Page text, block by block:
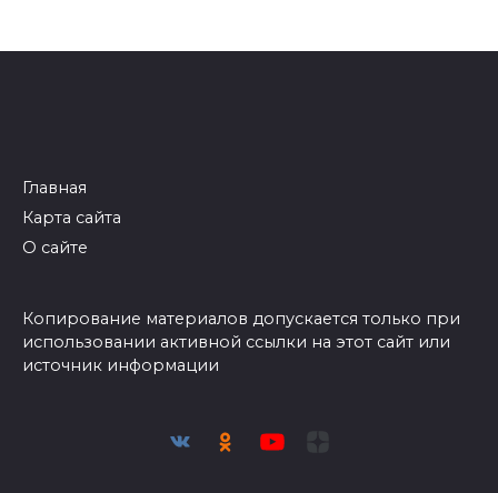
Главная
Карта сайта
О сайте
Копирование материалов допускается только при
использовании активной ссылки на этот сайт или
источник информации